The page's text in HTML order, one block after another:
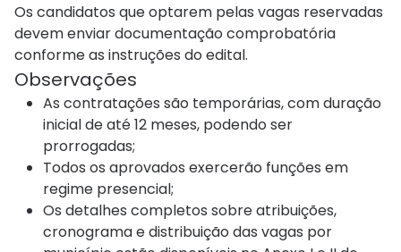
Os candidatos que optarem pelas vagas reservadas
devem enviar documentação comprobatória
conforme as instruções do edital.
Observações
As contratações são temporárias, com duração
inicial de até 12 meses, podendo ser
prorrogadas;
Todos os aprovados exercerão funções em
regime presencial;
Os detalhes completos sobre atribuições,
cronograma e distribuição das vagas por